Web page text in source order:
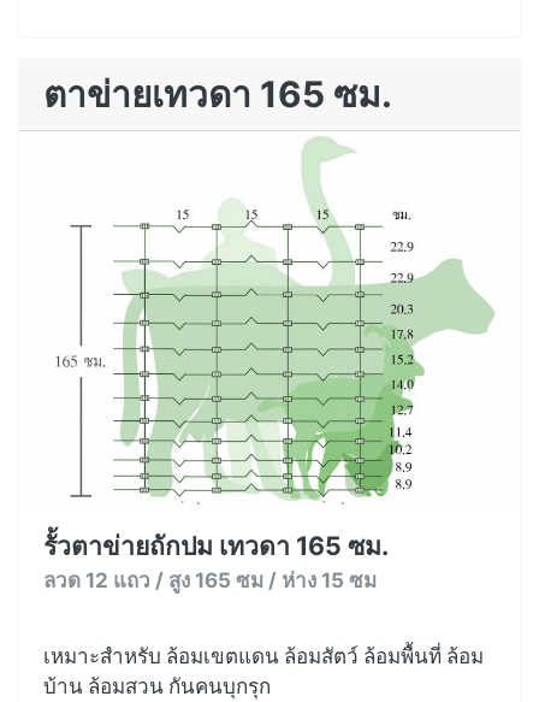
ตาข่ายเทวดา 165 ซม.
รั้วตาข่ายถักปม เทวดา 165 ซม.
ลวด 12 แถว / สูง 165 ซม / ห่าง 15 ซม
เหมาะสำหรับ ล้อมเขตแดน ล้อมสัตว์ ล้อมพื้นที่ ล้อม
บ้าน ล้อมสวน กันคนบุกรุก